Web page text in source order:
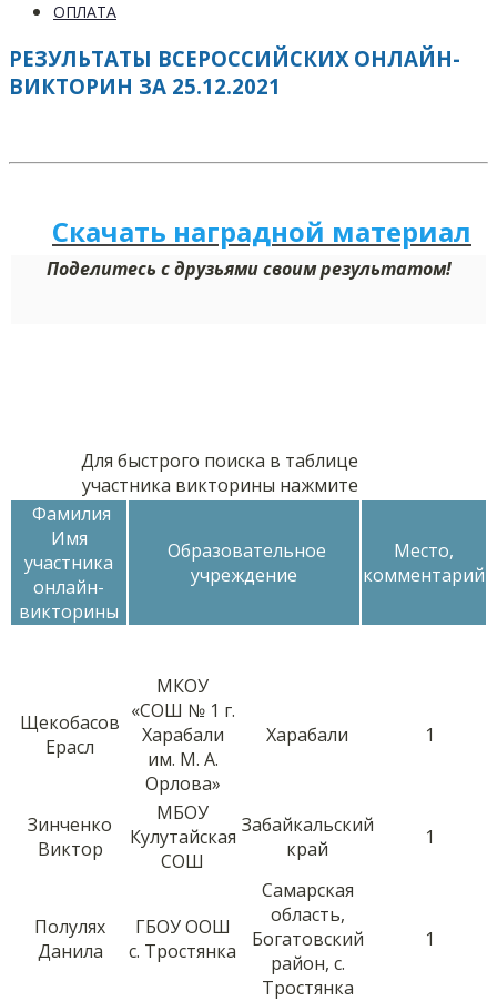
ОПЛАТА
РЕЗУЛЬТАТЫ ВСЕРОССИЙСКИХ ОНЛАЙН-
ВИКТОРИН ЗА 25.12.2021
Скачать наградной материал
Поделитесь с друзьями своим результатом!
Для быстрого поиска в таблице
участника викторины нажмите
Фамилия
Имя
участника
онлайн-
викторины
Образовательное
учреждение
Место,
комментарий
Щекобасов
Ерасл
МКОУ
«СОШ № 1 г.
Харабали
им. М. А.
Орлова»
Харабали 1
Зинченко
Виктор
МБОУ
Кулутайская
СОШ
Забайкальский
край
1
Полулях
Данила
ГБОУ ООШ
с. Тростянка
Самарская
область,
Богатовский
район, с.
Тростянка
1